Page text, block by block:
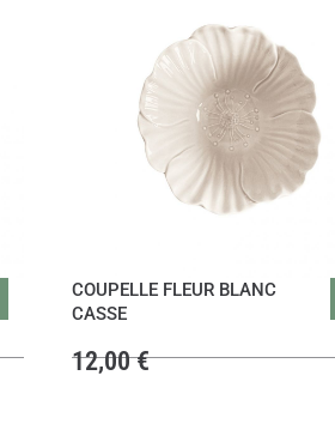
COUPELLE FLEUR BLANC
CASSE
12,00€